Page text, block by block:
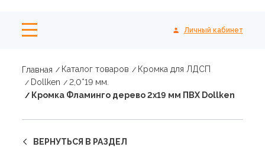
Личный кабинет
Главная Каталог товаров
Кромка для ЛДСП
Dollken
2,0*19 мм.
Кромка Фламинго дерево 2х19 мм ПВХ Dollken
ВЕРНУТЬСЯ В РАЗДЕЛ